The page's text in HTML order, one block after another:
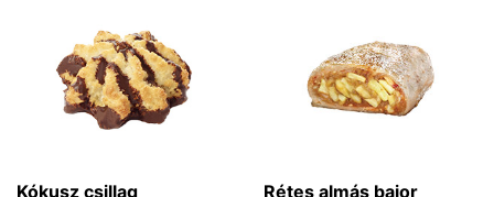
Kókusz csillag Rétes almás bajor